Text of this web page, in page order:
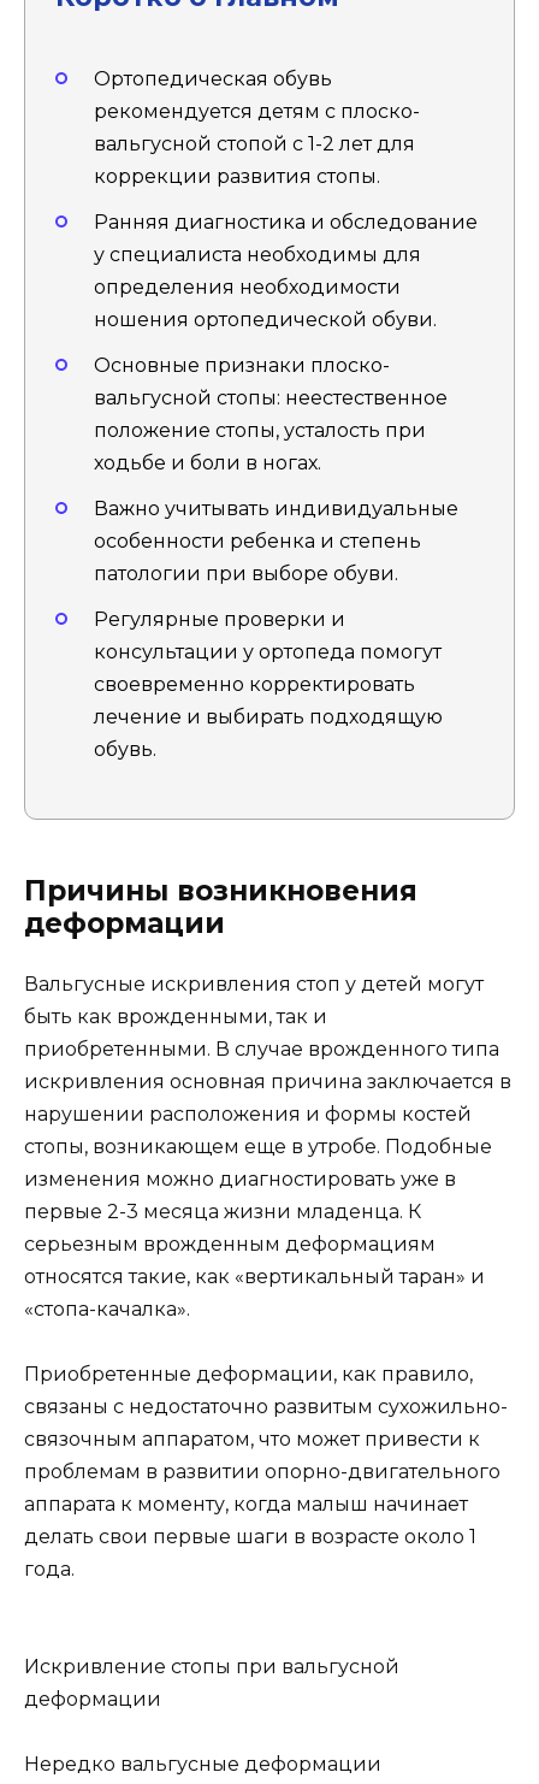
Ортопедическая обувь
рекомендуется детям с плоско-
вальгусной стопой с 1-2 лет для
коррекции развития стопы.
Ранняя диагностика и обследование
у специалиста необходимы для
определения необходимости
ношения ортопедической обуви.
Основные признаки плоско-
вальгусной стопы: неестественное
положение стопы, усталость при
ходьбе и боли в ногах.
Важно учитывать индивидуальные
особенности ребенка и степень
патологии при выборе обуви.
Регулярные проверки и
консультации у ортопеда помогут
своевременно корректировать
лечение и выбирать подходящую
обувь.
Причины возникновения
деформации
Вальгусные искривления стоп у детей могут
быть как врожденными, так и
приобретенными. В случае врожденного типа
искривления основная причина заключается в
нарушении расположения и формы костей
стопы, возникающем еще в утробе. Подобные
изменения можно диагностировать уже в
первые 2-3 месяца жизни младенца. К
серьезным врожденным деформациям
относятся такие, как «вертикальный таран» и
«стопа-качалка».
Приобретенные деформации, как правило,
связаны с недостаточно развитым сухожильно-
связочным аппаратом, что может привести к
проблемам в развитии опорно-двигательного
аппарата к моменту, когда малыш начинает
делать свои первые шаги в возрасте около 1
года.
Искривление стопы при вальгусной
деформации
Нередко вальгусные деформации